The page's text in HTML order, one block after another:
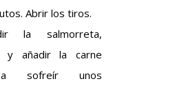
Abrir los tiros.
la salmorreta,
y añadir la carne
sofreír unos